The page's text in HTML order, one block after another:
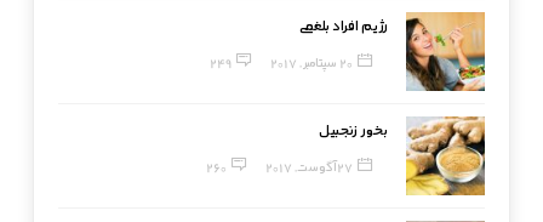
رژیم افراد بلغمی
20 سپتامبر, 2017 249
بخور زنجبیل
27 آگوست, 2017 260